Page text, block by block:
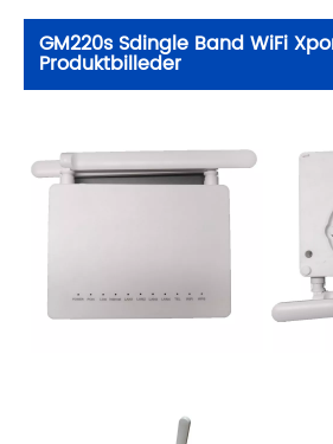
GM220s Sdingle Band WiFi
Produktbilleder